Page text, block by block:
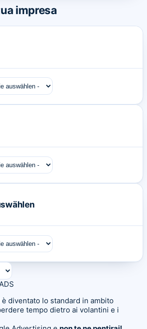
impresa
è diventato lo standard in ambito
tempo dietro ai volantini e i